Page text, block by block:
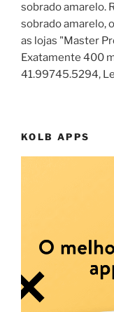
sobrado amarelo.
sobrado amarelo,
as lojas "Master
Exatamente 400
41.99745.5294,
KOLB APPS